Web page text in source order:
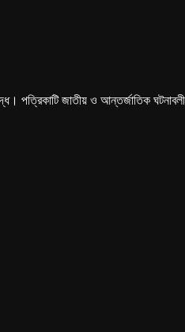
পত্রিকাটি জাতীয় ও আন্তর্জাতিক ঘটনাবলী,